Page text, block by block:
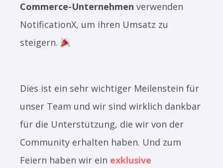
Commerce-Unternehmen verwenden
NotificationX, um ihren Umsatz zu
steigern.
Dies ist ein sehr wichtiger Meilenstein für
unser Team und wir sind wirklich dankbar
für die Unterstützung, die wir von der
Community erhalten haben. Und zum
Feiern haben wir ein exklusive